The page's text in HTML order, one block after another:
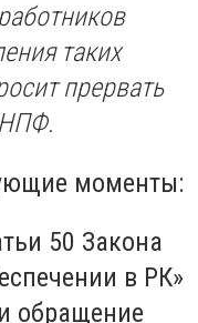
таких
прервать
моменты:
50 Закона
в РК»
обращение